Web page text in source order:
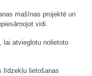
mašīnas projektē un
vidi.
lai atvieglotu nolietoto
līdzekļu lietošanas